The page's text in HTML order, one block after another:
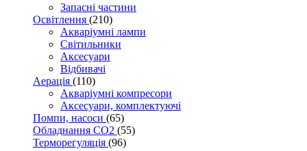
Запасні частини
Освітлення (210)
Акваріумні лампи
Світильники
Аксесуари
Відбивачі
Аерація (110)
Акваріумні компресори
Аксесуари, комплектуючі
Помпи, насоси (65)
Обладнання CO2 (55)
Терморегуляція (96)